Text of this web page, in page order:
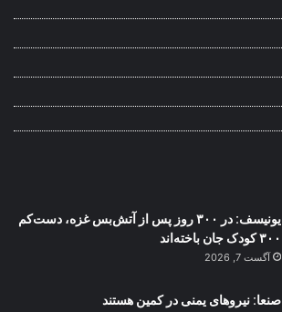
یونیسف: در ۳۰۰ روز پس از آتش‌بس غزه، دست‌کم
۳۰۰ کودک جان باخته‌اند
آگست 7, 2026
صنعا: نیروهای یمنی در کمین هستند